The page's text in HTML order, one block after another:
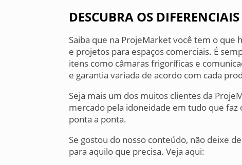
DESCUBRA OS
Saiba que na ProjeMarket você tem o
e projetos para espaços comerciais. É
itens como câmaras frigoríficas e
e garantia variada de acordo com cada
Seja mais um dos muitos clientes da
mercado pela idoneidade em tudo que faz
ponta a ponta.
Se gostou do nosso conteúdo, não deixe
para aquilo que precisa. Veja aqui: